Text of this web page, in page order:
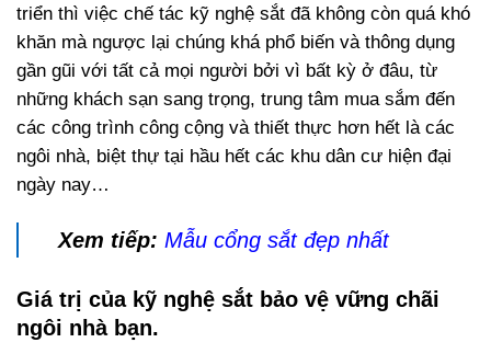
triển thì việc chế tác kỹ nghệ sắt đã không còn quá khó
khăn mà ngược lại chúng khá phổ biến và thông dụng
gần gũi với tất cả mọi người bởi vì bất kỳ ở đâu, từ
những khách sạn sang trọng, trung tâm mua sắm đến
các công trình công cộng và thiết thực hơn hết là các
ngôi nhà, biệt thự tại hầu hết các khu dân cư hiện đại
ngày nay…
Xem tiếp: Mẫu cổng sắt đẹp nhất
Giá trị của kỹ nghệ sắt bảo vệ vững chãi
ngôi nhà bạn.